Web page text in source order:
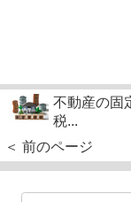
不動産の固
税...
＜ 前のページ